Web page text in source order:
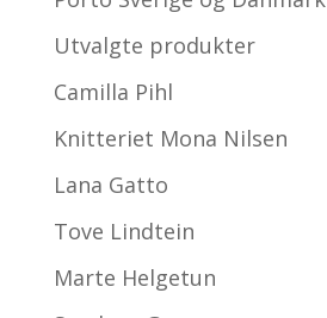
Utvalgte produkter
Camilla Pihl
Knitteriet Mona Nilsen
Lana Gatto
Tove Lindtein
Marte Helgetun